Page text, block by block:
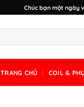
Chúc bạn một ngày
TRANG CHỦ COIL &